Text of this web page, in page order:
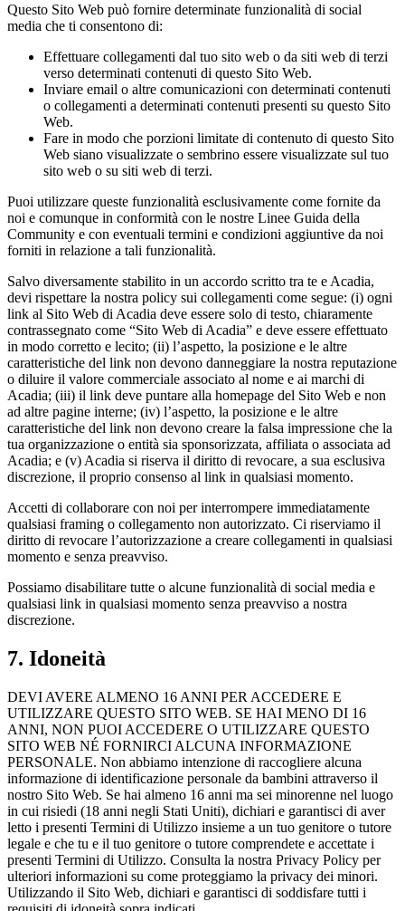
Questo Sito Web può fornire determinate funzionalità di social
media che ti consentono di:
Effettuare collegamenti dal tuo sito web o da siti web di terzi
verso determinati contenuti di questo Sito Web.
Inviare email o altre comunicazioni con determinati contenuti
o collegamenti a determinati contenuti presenti su questo Sito
Web.
Fare in modo che porzioni limitate di contenuto di questo Sito
Web siano visualizzate o sembrino essere visualizzate sul tuo
sito web o su siti web di terzi.
Puoi utilizzare queste funzionalità esclusivamente come fornite da
noi e comunque in conformità con le nostre Linee Guida della
Community e con eventuali termini e condizioni aggiuntive da noi
forniti in relazione a tali funzionalità.
Salvo diversamente stabilito in un accordo scritto tra te e Acadia,
devi rispettare la nostra policy sui collegamenti come segue: (i) ogni
link al Sito Web di Acadia deve essere solo di testo, chiaramente
contrassegnato come “Sito Web di Acadia” e deve essere effettuato
in modo corretto e lecito; (ii) l’aspetto, la posizione e le altre
caratteristiche del link non devono danneggiare la nostra reputazione
o diluire il valore commerciale associato al nome e ai marchi di
Acadia; (iii) il link deve puntare alla homepage del Sito Web e non
ad altre pagine interne; (iv) l’aspetto, la posizione e le altre
caratteristiche del link non devono creare la falsa impressione che la
tua organizzazione o entità sia sponsorizzata, affiliata o associata ad
Acadia; e (v) Acadia si riserva il diritto di revocare, a sua esclusiva
discrezione, il proprio consenso al link in qualsiasi momento.
Accetti di collaborare con noi per interrompere immediatamente
qualsiasi framing o collegamento non autorizzato. Ci riserviamo il
diritto di revocare l’autorizzazione a creare collegamenti in qualsiasi
momento e senza preavviso.
Possiamo disabilitare tutte o alcune funzionalità di social media e
qualsiasi link in qualsiasi momento senza preavviso a nostra
discrezione.
7. Idoneità
DEVI AVERE ALMENO 16 ANNI PER ACCEDERE E
UTILIZZARE QUESTO SITO WEB. SE HAI MENO DI 16
ANNI, NON PUOI ACCEDERE O UTILIZZARE QUESTO
SITO WEB NÉ FORNIRCI ALCUNA INFORMAZIONE
PERSONALE. Non abbiamo intenzione di raccogliere alcuna
informazione di identificazione personale da bambini attraverso il
nostro Sito Web. Se hai almeno 16 anni ma sei minorenne nel luogo
in cui risiedi (18 anni negli Stati Uniti), dichiari e garantisci di aver
letto i presenti Termini di Utilizzo insieme a un tuo genitore o tutore
legale e che tu e il tuo genitore o tutore comprendete e accettate i
presenti Termini di Utilizzo. Consulta la nostra Privacy Policy per
ulteriori informazioni su come proteggiamo la privacy dei minori.
Utilizzando il Sito Web, dichiari e garantisci di soddisfare tutti i